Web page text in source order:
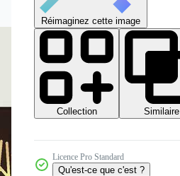
Réimaginez cette image
Collection
Similaire
Licence Pro Standard
Qu'est-ce que c'est ?